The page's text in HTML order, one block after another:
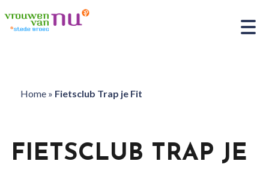
Home» Fietsclub Trap je Fit
FIETSCLUB TRAP JE